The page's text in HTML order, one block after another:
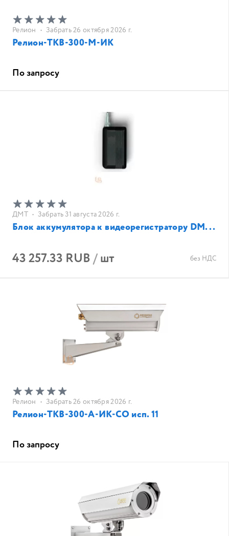
Релион • Забрать 26 октября 2026 г.
Релион-ТКВ-300-М-ИК
По запросу
ДМТ • Забрать 31 августа 2026 г.
Блок аккумулятора к видеорегистратору DM...
43 257.33 RUB/шт без НДС
Релион • Забрать 26 октября 2026 г.
Релион-ТКВ-300-А-ИК-СО исп. 11
По запросу